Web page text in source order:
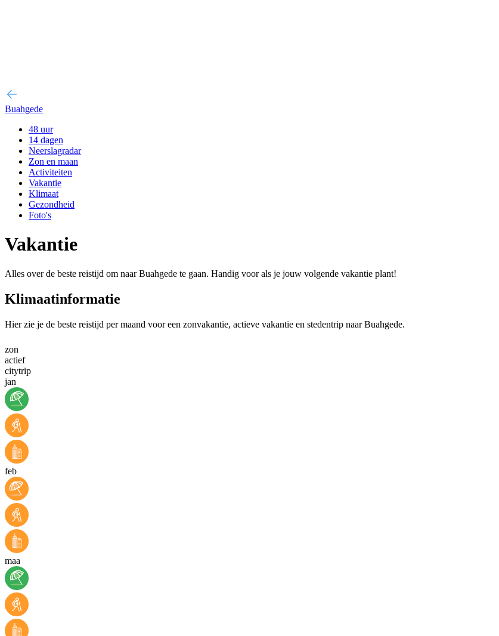
Buahgede
48 uur
14 dagen
Neerslagradar
Zon en maan
Activiteiten
Vakantie
Klimaat
Gezondheid
Foto's
Vakantie
Alles over de beste reistijd om naar Buahgede te gaan. Handig voor als je jouw volgende vakantie plant!
Klimaatinformatie
Hier zie je de beste reistijd per maand voor een zonvakantie, actieve vakantie en stedentrip naar Buahgede.
zon
actief
citytrip
jan
feb
maa